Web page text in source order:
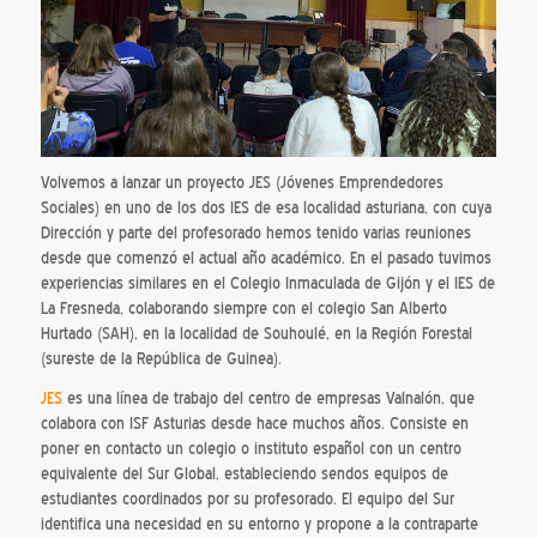
Volvemos a lanzar un proyecto JES (Jóvenes Emprendedores
Sociales) en uno de los dos IES de esa localidad asturiana, con cuya
Dirección y parte del profesorado hemos tenido varias reuniones
desde que comenzó el actual año académico. En el pasado tuvimos
experiencias similares en el Colegio Inmaculada de Gijón y el IES de
La Fresneda, colaborando siempre con el colegio San Alberto
Hurtado (SAH), en la localidad de Souhoulé, en la Región Forestal
(sureste de la República de Guinea).
JES es una línea de trabajo del centro de empresas Valnalón, que
colabora con ISF Asturias desde hace muchos años. Consiste en
poner en contacto un colegio o instituto español con un centro
equivalente del Sur Global, estableciendo sendos equipos de
estudiantes coordinados por su profesorado. El equipo del Sur
identifica una necesidad en su entorno y propone a la contraparte